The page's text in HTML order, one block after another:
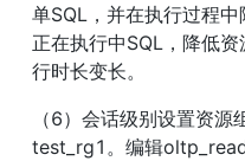
单SQL，并在执行过程
正在执行中SQL，降低
行时长变长。
（6）会话级别设置资
test_rg1。编辑